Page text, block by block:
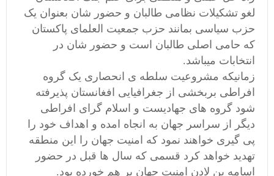
لغو تشکیلات نظامی طالبان و حضور شان بعنوان یک
حزب سیاسی بمانند حزب جمعیت العلمای پاکستان
که حامی اصلی طالبان است و حضور شان در
انتخابات میباشد.
زمانیکه مشروعیت سلطه ی انحصاری یک گروه
افراطی بربخشی از جغرافیایی افغانستان پذیرفته
شود گروه های جهادیست و اسلام گرای افراطی
دیگر از سراسر جهان به انجاه امده و اهداف خود را
پی گیری خواهند نمود که امنیت جهان را این منطقه
تهدید خواهد کرد قسمی که سال ها قبل در حضور
اسامه بن لادن امنیت جهان بر هم خورده بود.